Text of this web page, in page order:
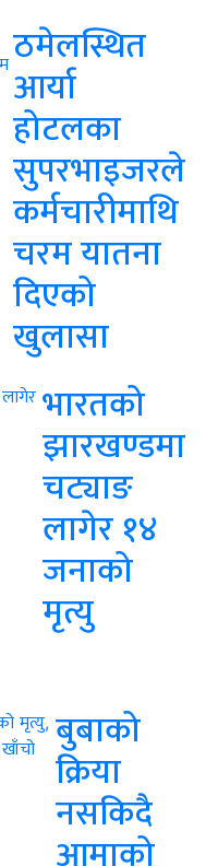
ठमेलस्थित
आर्या
होटलका
सुपरभाइजरले
कर्मचारीमाथि
चरम यातना
दिएको
खुलासा
भारतको
झारखण्डमा
चट्याङ
लागेर १४
जनाको
मृत्यु
बुबाको
क्रिया
नसकिदै
आमाको